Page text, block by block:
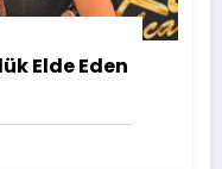
Elde Eden